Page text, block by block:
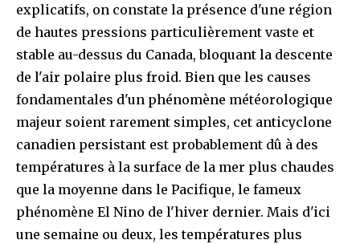
explicatifs, on constate la présence d'une région
de hautes pressions particulièrement vaste et
stable au-dessus du Canada, bloquant la descente
de l'air polaire plus froid. Bien que les causes
fondamentales d'un phénomène météorologique
majeur soient rarement simples, cet anticyclone
canadien persistant est probablement dû à des
températures à la surface de la mer plus chaudes
que la moyenne dans le Pacifique, le fameux
phénomène El Nino de l'hiver dernier. Mais d'ici
une semaine ou deux, les températures plus